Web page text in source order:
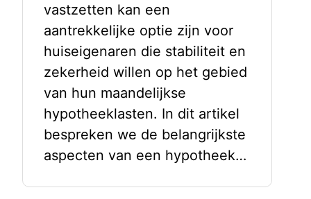
vastzetten kan een
aantrekkelijke optie zijn voor
huiseigenaren die stabiliteit en
zekerheid willen op het gebied
van hun maandelijkse
hypotheeklasten. In dit artikel
bespreken we de belangrijkste
aspecten van een hypotheek…